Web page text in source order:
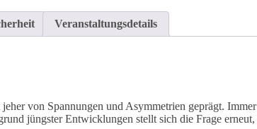
|
Stefan
Veranstaltungsdetails
von Spannungen und Asymmetrien geprägt.
jüngster Entwicklungen stellt sich die Frage